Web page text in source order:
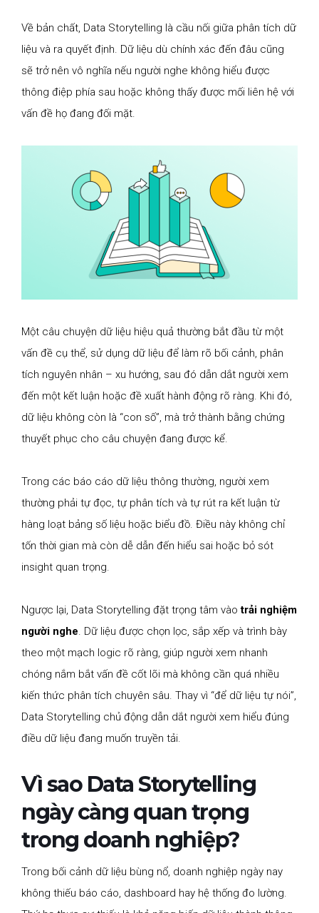
Về bản chất, Data Storytelling là cầu nối giữa phân tích dữ
liệu và ra quyết định. Dữ liệu dù chính xác đến đâu cũng
sẽ trở nên vô nghĩa nếu người nghe không hiểu được
thông điệp phía sau hoặc không thấy được mối liên hệ với
vấn đề họ đang đối mặt.
Một câu chuyện dữ liệu hiệu quả thường bắt đầu từ một
vấn đề cụ thể, sử dụng dữ liệu để làm rõ bối cảnh, phân
tích nguyên nhân – xu hướng, sau đó dẫn dắt người xem
đến một kết luận hoặc đề xuất hành động rõ ràng. Khi đó,
dữ liệu không còn là “con số”, mà trở thành bằng chứng
thuyết phục cho câu chuyện đang được kể.
Trong các báo cáo dữ liệu thông thường, người xem
thường phải tự đọc, tự phân tích và tự rút ra kết luận từ
hàng loạt bảng số liệu hoặc biểu đồ. Điều này không chỉ
tốn thời gian mà còn dễ dẫn đến hiểu sai hoặc bỏ sót
insight quan trọng.
Ngược lại, Data Storytelling đặt trọng tâm vàotrải nghiệm
người nghe . Dữ liệu được chọn lọc, sắp xếp và trình bày
theo một mạch logic rõ ràng, giúp người xem nhanh
chóng nắm bắt vấn đề cốt lõi mà không cần quá nhiều
kiến thức phân tích chuyên sâu. Thay vì “để dữ liệu tự nói”,
Data Storytelling chủ động dẫn dắt người xem hiểu đúng
điều dữ liệu đang muốn truyền tải.
Vì sao Data Storytelling
ngày càng quan trọng
trong doanh nghiệp?
Trong bối cảnh dữ liệu bùng nổ, doanh nghiệp ngày nay
không thiếu báo cáo, dashboard hay hệ thống đo lường.